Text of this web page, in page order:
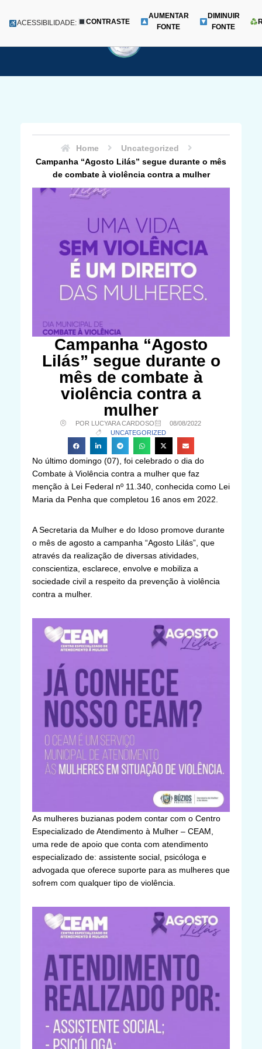
para
Menu
ACESSIBILIDADE: CONTRASTE
AUMENTAR
FONTE
DIMINUIR
FONTE
Home
Uncategorized
Campanha “Agosto Lilás” segue durante o mês
de combate à violência contra a mulher
Campanha “Agosto
Lilás” segue durante o
mês de combate à
violência contra a
mulher
POR LUCYARA CARDOSO
08/08/2022
UNCATEGORIZED
No último domingo (07), foi celebrado o dia do
Combate à Violência contra a mulher que faz
menção à Lei Federal nº 11.340, conhecida como Lei
Maria da Penha que completou 16 anos em 2022.
A Secretaria da Mulher e do Idoso promove durante
o mês de agosto a campanha “Agosto Lilás”, que
através da realização de diversas atividades,
conscientiza, esclarece, envolve e mobiliza a
sociedade civil a respeito da prevenção à violência
contra a mulher.
As mulheres buzianas podem contar com o Centro
Especializado de Atendimento à Mulher – CEAM,
uma rede de apoio que conta com atendimento
especializado de: assistente social, psicóloga e
advogada que oferece suporte para as mulheres que
sofrem com qualquer tipo de violência.